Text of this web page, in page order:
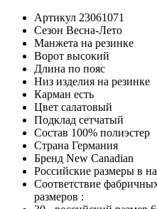
Артикул 23061071
Сезон Весна-Лето
Манжета на резинке
Ворот высокий
Длина по пояс
Низ изделия на резинке
Карман есть
Цвет салатовый
Подклад сетчатый
Состав 100% полиэстер
Страна Германия
Бренд New Canadian
Российские размеры в
Соответствие
размеров :